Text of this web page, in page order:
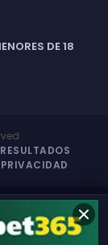
DE 18
RESULTADOS
PRIVACIDAD